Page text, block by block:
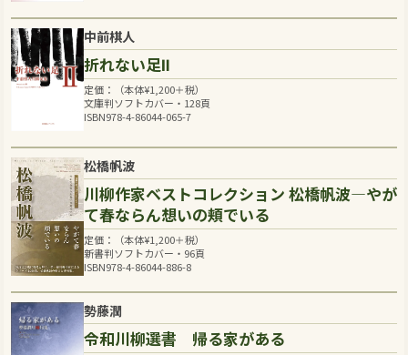
中前棋人
折れない足Ⅱ
定価：（本体¥1,200＋税）
文庫判ソフトカバー・128頁
ISBN978-4-86044-065-7
松橋帆波
川柳作家ベストコレクション 松橋帆波―やが
て春ならん想いの頬でいる
定価：（本体¥1,200＋税）
新書判ソフトカバー・96頁
ISBN978-4-86044-886-8
勢藤潤
令和川柳選書 帰る家がある